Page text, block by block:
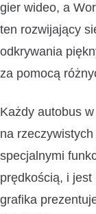
gier wideo, a
ten rozwijający
odkrywania
za pomocą
Każdy autobus
na
specjalnymi
prędkością, i
grafika